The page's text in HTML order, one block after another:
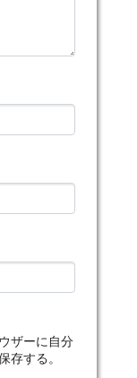
ザーに自分
存する。